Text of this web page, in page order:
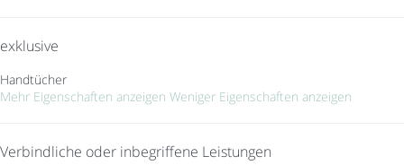
exklusive
Handtücher
Mehr Eigenschaften anzeigen Weniger Eigenschaften anzeigen
Verbindliche oder inbegriffene Leistungen